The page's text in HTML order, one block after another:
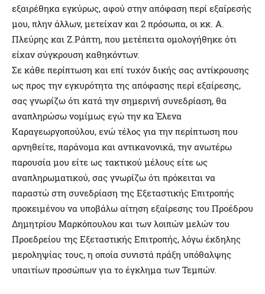
εξαιρέθηκα εγκύρως, αφού στην απόφαση περί εξαίρεσής
μου, πλην άλλων, μετείχαν και 2 πρόσωπα, οι κκ. Α.
Πλεύρης και Ζ.Ράπτη, που μετέπειτα ομολογήθηκε ότι
είχαν σύγκρουση καθηκόντων.
Σε κάθε περίπτωση και επί τυχόν δικής σας αντίκρουσης
ως προς την εγκυρότητα της απόφασης περί εξαίρεσης,
σας γνωρίζω ότι κατά την σημερινή συνεδρίαση, θα
αναπληρώσω νομίμως εγώ την κα Έλενα
Καραγεωργοπούλου, ενώ τέλος για την περίπτωση που
αρνηθείτε, παράνομα και αντικανονικά, την ανωτέρω
παρουσία μου είτε ως τακτικού μέλους είτε ως
αναπληρωματικού, σας γνωρίζω ότι πρόκειται να
παραστώ στη συνεδρίαση της Εξεταστικής Επιτροπής
προκειμένου να υποβάλω αίτηση εξαίρεσης του Προέδρου
Δημητρίου Μαρκόπουλου και των λοιπών μελών του
Προεδρείου της Εξεταστικής Επιτροπής, λόγω έκδηλης
μεροληψίας τους, η οποία συνιστά πράξη υπόθαλψης
υπαιτίων προσώπων για το έγκλημα των Τεμπών.